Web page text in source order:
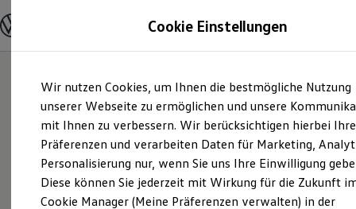
Hauptinhalt
springen
Footer
springen
Modelle und Konfigurator
Modelle vergleichen
Elektroautos
ENERGY Sondermodelle
Nutzfahrzeuge
SUV und CUV
Familienautos
Kombis
Kompaktwagen
Sportwagen
Schnell verfügbare Fahrzeuge
Cookie Einstellungen
Wir nutzen Cookies, um Ihnen die bestmögliche Nutzung
unserer Webseite zu ermöglichen und unsere
mit Ihnen zu verbessern. Wir berücksichtigen hierbei Ihre
Präferenzen und verarbeiten Daten für Marketing,
Personalisierung nur, wenn Sie uns Ihre Einwilligung
Diese können Sie jederzeit mit Wirkung für die Zukunft
Cookie Manager (Meine Präferenzen verwalten) in der